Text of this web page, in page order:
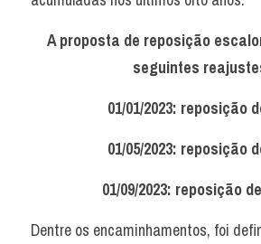
A proposta de reposição
seguintes
01/01/2023: reposição
01/05/2023: reposição
01/09/2023: reposição
Dentre os encaminhamentos, foi